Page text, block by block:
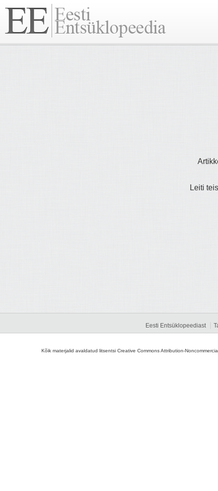
Leiti
Eesti Entsüklopeediast
Kõik materjalid avaldatud litsentsi Creative Commons Attribution-